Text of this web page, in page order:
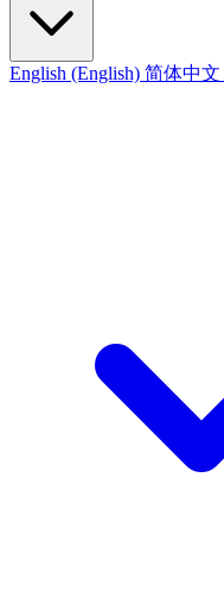
English (English) 简体中文